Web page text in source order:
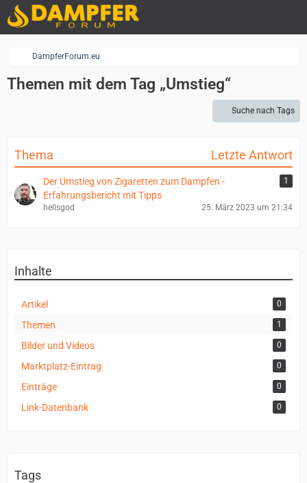
DampferForum.eu
Themen mit dem Tag „Umstieg“
Suche nach Tags
Thema Letzte Antwort
Der Umstieg von Zigaretten zum Dampfen -
Erfahrungsbericht mit Tipps
1
hellsgod 25. März 2023 um 21:34
Inhalte
Artikel 0
Themen 1
Bilder und Videos 0
Marktplatz-Eintrag 0
Einträge 0
Link-Datenbank 0
Tags